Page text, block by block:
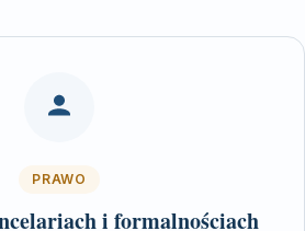
PRAWO
i formalnościach